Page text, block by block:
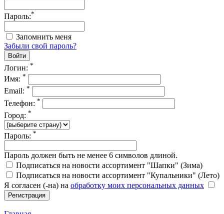
Пароль:*
Запомнить меня
Забыли свой пароль?
Логин: *
Имя: *
Email: *
Телефон: *
Город: *
Пароль: *
Пароль должен быть не менее 6 символов длиной.
Подписаться на новости ассортимент "Шапки" (Зима)
Подписаться на новости ассортимент "Купальники" (Лето)
Я согласен (-на) на обработку моих персональных данных